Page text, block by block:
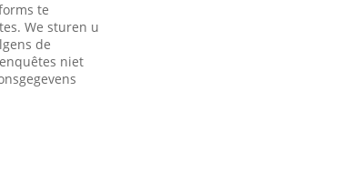
te
We sturen u
de
niet